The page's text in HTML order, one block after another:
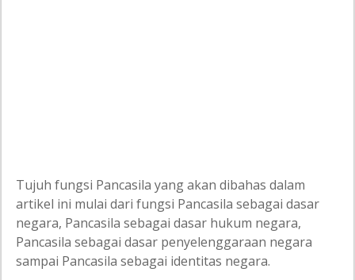
Tujuh fungsi Pancasila yang akan dibahas dalam
artikel ini mulai dari fungsi Pancasila sebagai dasar
negara, Pancasila sebagai dasar hukum negara,
Pancasila sebagai dasar penyelenggaraan negara
sampai Pancasila sebagai identitas negara.